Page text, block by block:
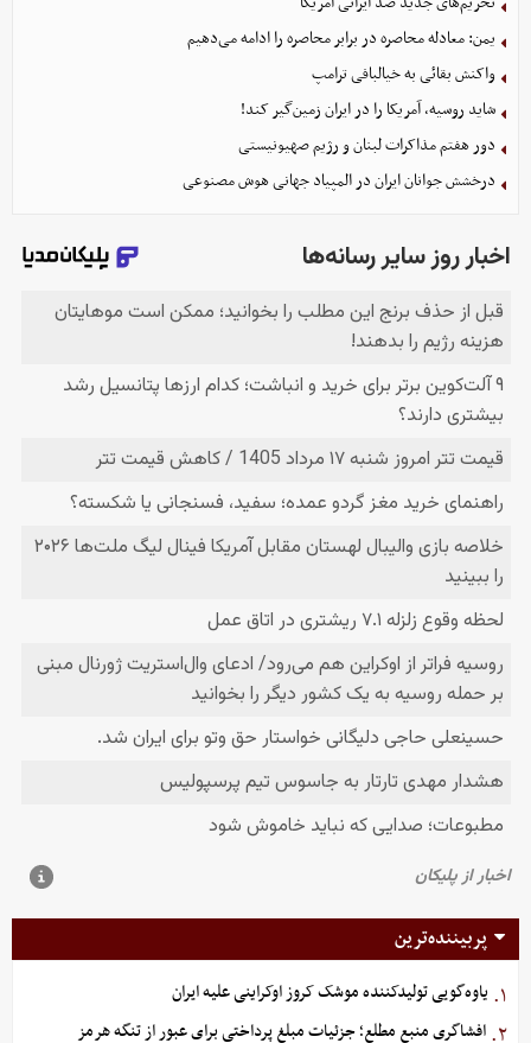
یمن: معادله محاصره در برابر محاصره را ادامه می‌دهیم
واکنش بقائی به خیالبافی ترامپ
شاید روسیه، آمریکا را در ایران زمین‌گیر کند!
دور هفتم مذاکرات لبنان و رژیم صهیونیستی
درخشش جوانان ایران در المپیاد جهانی هوش مصنوعی
پربیننده‌ترین
۱. یاوه‌گویی تولیدکننده موشک کروز اوکراینی علیه ایران
۲. افشاگری منبع مطلع؛ جزئیات مبلغ پرداختی برای عبور از تنگه هرمز